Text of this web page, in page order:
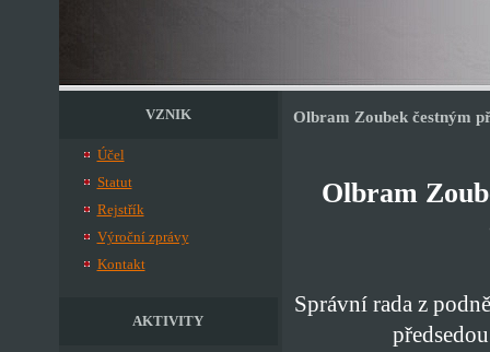
VZNIK
Účel
Statut
Rejstřík
Výroční zprávy
Kontakt
AKTIVITY
Olbram Zoubek čestným
Olbram
Správní rada z